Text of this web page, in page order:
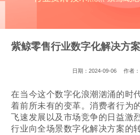
紫鲸零售行业数字化解决方
日期：2024-09-06 作者
在当今这个数字化浪潮汹涌的时
着前所未有的变革。消费者行为
飞速发展以及市场竞争的日益激
行业向全场景数字化解决方案的